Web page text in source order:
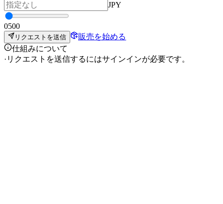
JPY
0500
リクエストを送信
販売を始める
仕組みについて
· リクエストを送信するにはサインインが必要です。